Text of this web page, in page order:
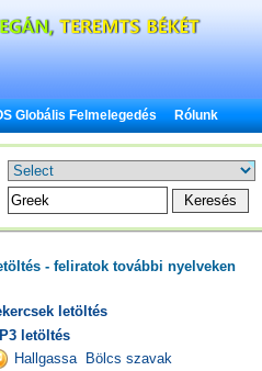
Globális Felmelegedés Rólunk
- feliratok további nyelveken
letöltés
letöltés
Hallgassa Bölcs szavak